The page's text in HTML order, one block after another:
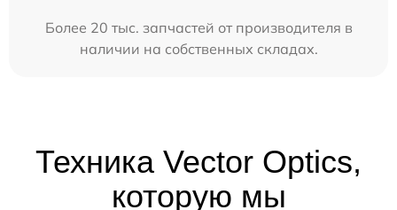
Более 20 тыс. запчастей от производителя в
наличии на собственных складах.
Техника Vector Optics,
которую мы